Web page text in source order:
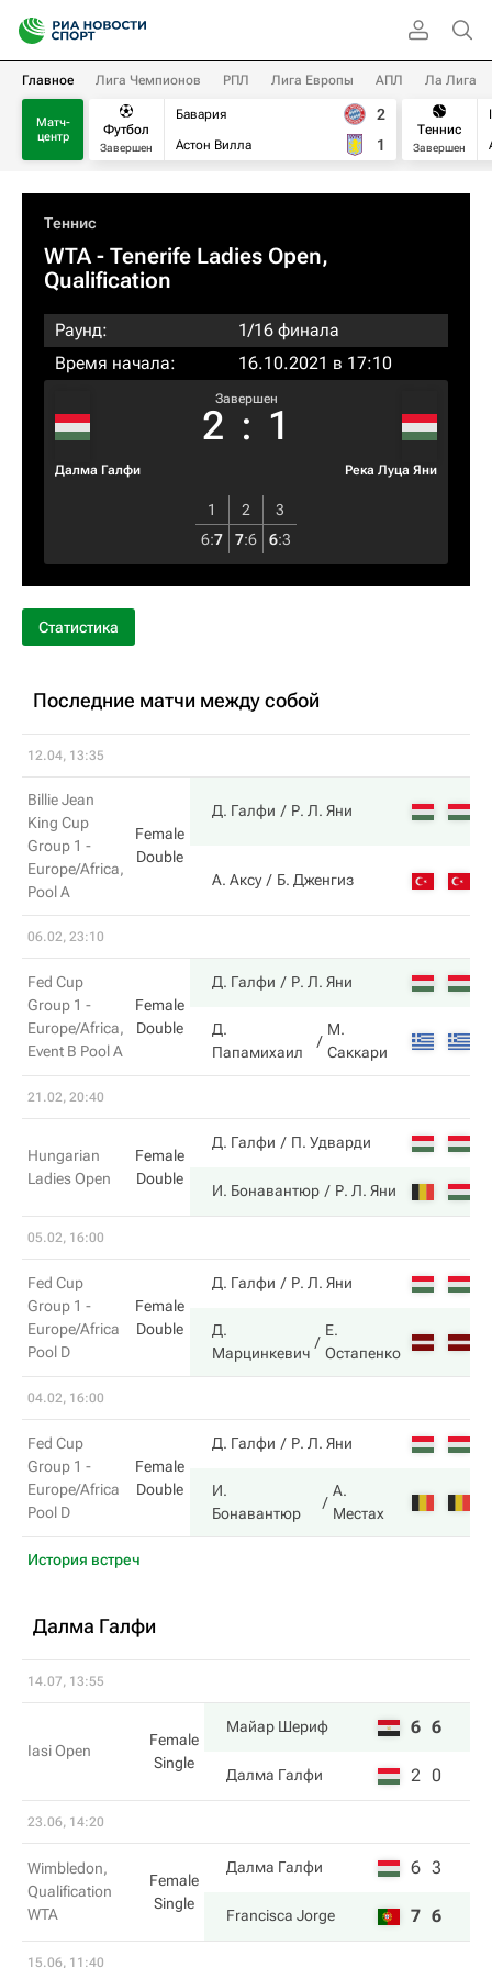
Главное Лига Чемпионов РПЛ Лига Европы АПЛ Ла Лига
Матч-
центр
Футбол
Завершен
Бавария
Астон Вилла
2
1
Теннис
Завершен
Теннис
WTA- Tenerife Ladies Open,
Qualification
Раунд:
1/16 финала
Время начала:
16.10.2021 в 17:10
Далма Галфи
Завершен
2 : 1
Река Луца Яни
1 2
3
6:7 7:6 6:3
Статистика
Последние матчи между собой
12.04, 13:35
Billie Jean
King Cup
Group 1 -
Europe/Africa,
Pool A
Female
Double
Д. Галфи Р. Л. Яни
А. Аксу Б. Дженгиз
06.02, 23:10
Fed Cup
Group 1 -
Europe/Africa,
Event B Pool A
Female
Double
Д. Галфи Р. Л. Яни
Д.
Папамихаил
М.
Саккари
21.02, 20:40
Hungarian
Ladies Open
Female
Double
Д. Галфи П. Удварди
И. Бонавантюр Р. Л. Яни
05.02, 16:00
Fed Cup
Group 1 -
Europe/Africa
Pool D
Female
Double
Д. Галфи Р. Л. Яни
Д.
Марцинкевич
Е.
Остапенко
04.02, 16:00
Fed Cup
Group 1 -
Europe/Africa
Pool D
Female
Double
Д. Галфи Р. Л. Яни
И.
Бонавантюр
А.
Местах
История встреч
Далма Галфи
14.07, 13:55
Iasi Open
Female
Single
Майар Шериф 6 6
Далма Галфи 2 0
23.06, 14:20
Wimbledon,
Qualification
WTA
Female
Single
Далма Галфи 6 3
Francisca Jorge 7 6
15.06, 11:40